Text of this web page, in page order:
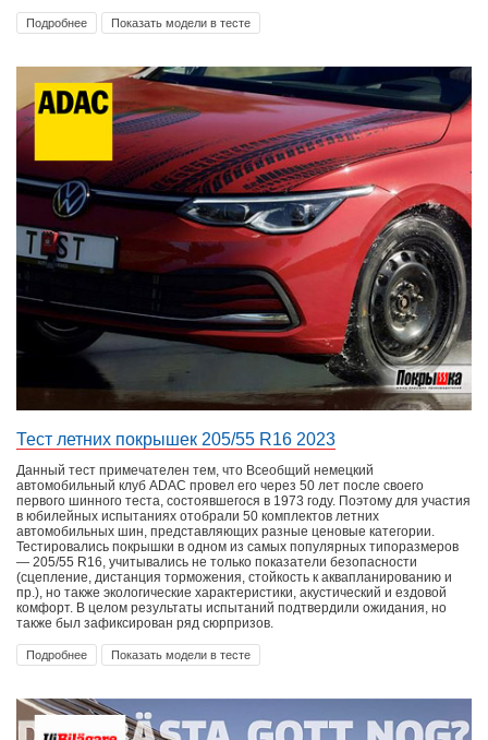
Подробнее Показать модели в тесте
Тест летних покрышек 205/55 R16 2023
Данный тест примечателен тем, что Всеобщий немецкий
автомобильный клуб ADAC провел его через 50 лет после своего
первого шинного теста, состоявшегося в 1973 году. Поэтому для участия
в юбилейных испытаниях отобрали 50 комплектов летних
автомобильных шин, представляющих разные ценовые категории.
Тестировались покрышки в одном из самых популярных типоразмеров
— 205/55 R16, учитывались не только показатели безопасности
(сцепление, дистанция торможения, стойкость к аквапланированию и
пр.), но также экологические характеристики, акустический и ездовой
комфорт. В целом результаты испытаний подтвердили ожидания, но
также был зафиксирован ряд сюрпризов.
Подробнее Показать модели в тесте